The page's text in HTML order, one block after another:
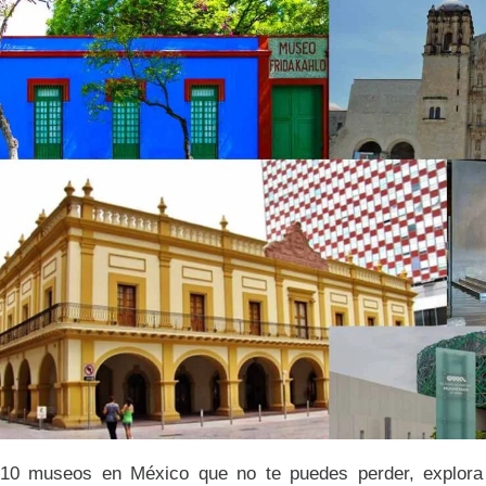
10 museos en México que no te puedes perder,